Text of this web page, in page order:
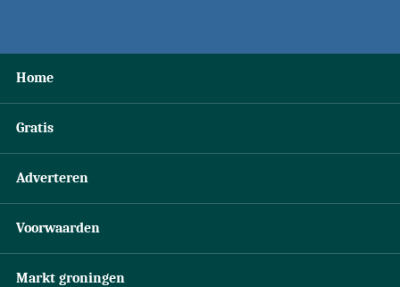
Home
Gratis
Adverteren
Voorwaarden
Markt groningen